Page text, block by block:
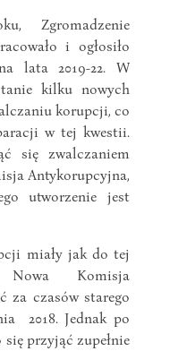
Zgromadzenie
i ogłosiło
lata 2019-22. W
kilku nowych
korupcji, co
w tej kwestii.
się zwalczaniem
Antykorupcyjna,
utworzenie jest
miały jak do tej
Komisja
za czasów starego
2018. Jednak po
przyjąć zupełnie